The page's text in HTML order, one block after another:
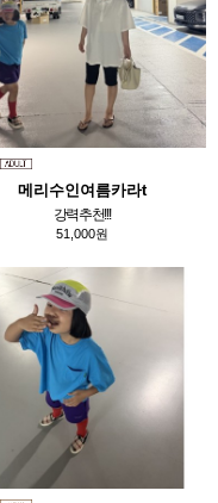
메리수인여름카라t
강력추천!!!
51,000원